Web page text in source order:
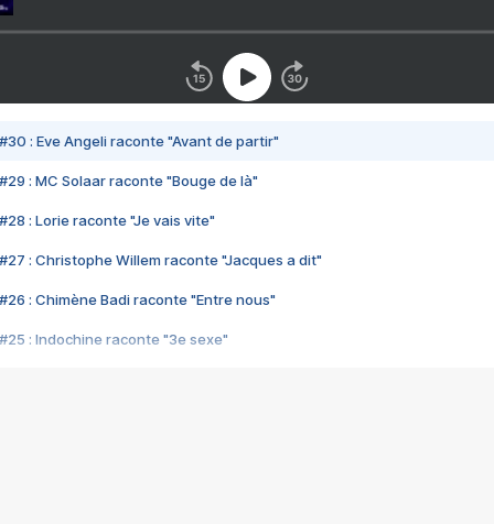
#30 : Eve Angeli raconte "Avant de partir"
#29 : MC Solaar raconte "Bouge de là"
#28 : Lorie raconte "Je vais vite"
#27 : Christophe Willem raconte "Jacques a dit"
#26 : Chimène Badi raconte "Entre nous"
#25 : Indochine raconte "3e sexe"